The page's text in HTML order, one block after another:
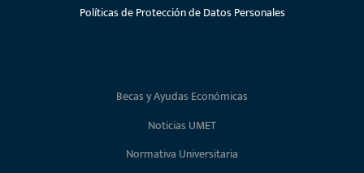
Políticas de Protección de Datos Personales
Becas y Ayudas Económicas
Noticias UMET
Normativa Universitaria